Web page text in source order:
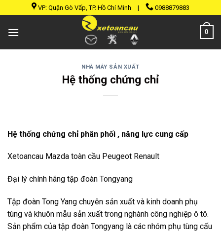
to
content
VP: Quận Gò Vấp, TP. Hồ Chí Minh | 0988879883
0
NHÀ MÁY SẢN XUẤT
Hệ thống chứng chỉ
Hệ thống chứng chỉ phân phối , năng lực cung cấp
Xetoancau Mazda toàn cầu Peugeot Renault
Đại lý chính hãng tập đoàn Tongyang
Tập đoàn Tong Yang chuyên sản xuất và kinh doanh phụ
tùng và khuôn mẫu sản xuất trong nghành công nghiệp ô tô.
Sản phẩm của tập đoàn Tongyang là các nhóm phụ tùng cấu